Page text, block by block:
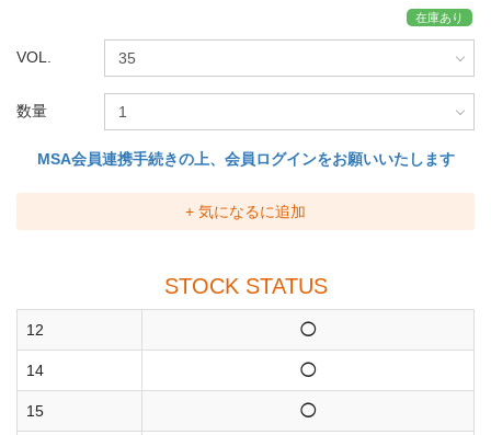
在庫あり
VOL.
数量
MSA会員連携手続きの上、会員ログインをお願いいたします
+ 気になるに追加
STOCK STATUS
12 ◯
14 ◯
15 ◯